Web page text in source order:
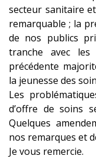
secteur sanitaire
remarquable ; la
de nos publics
tranche avec
précédente
la jeunesse des
Les
d’offre de soins
Quelques
nos remarques et
Je vous remercie.